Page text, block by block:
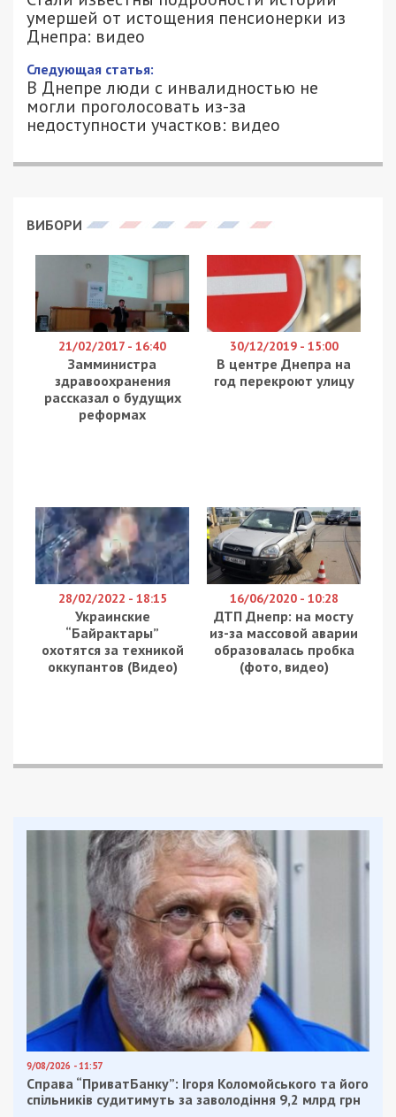
умершей от истощения пенсионерки из
Днепра: видео
25/04/2019 - 18:48
МАРИЯ АЛИЦЕНКО - СПЕЦИАЛЬНО
ДЛЯ 49000.COM.UA
произошедший в начале апреля. В отделение
коме и весила 30 килограммов. По словам
должна была голодать несколько месяцев.
Пенсионерка умерла на следующий день после
поступления в больницу.
Фотографии истощенной до смерти пациентки
выложил на своей странице в Facebook доктор
этой больницы Петр Давыденко. Нина
Гончаренко не была одинока. Она жила вместе с
36-летним сыном Вячеславом. Однако соседи
общественности и СМИ. Ответы на вопросы
искали в студии ток-шоу «Касается каждого»,
выпуск которого вышел 23 апреля на канале
“Интер”. Съемочная группа отправилась в Днепр,
чтобы встретиться с сыном погибшей. Вячеслав
пригласил журналистов программы к себе домой.
Состояние квартиры привело в ужас. Она была
завалена грудой грязной посуды, старой
мебелью, кучей хлама и мусора. Оставаться
здоровой в такой атмосфере было невозможно,
но перед смертью женщина сказала: я не хочу
умирать в больнице.